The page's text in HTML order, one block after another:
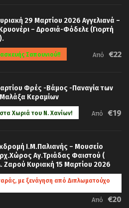
29 Μαρτίου 2026 Αγγελιανά –
– Δροσιά-Φόδελε (Γιορτή
Σαπουνιού!! Από €22
Φρές -Βάμος -Παναγία των
Κεραμίων
Χωριά του Ν. Χανίων! Από €19
Ι.Μ.Παλιανής – Μουσείο
Αγ.Τριάδας Φαιστού (
Ζαρού Κυριακή 15 Μαρτίου 2026
με ξενάγηση από Διπλωματούχο
Από €20